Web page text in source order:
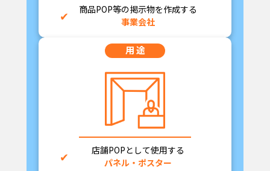
商品POP等の掲示物を作成する
事業会社
用 途
店舗POPとして使用する
パネル・ポスター